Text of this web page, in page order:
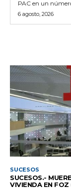
PAC en un
6 agosto, 2026
SUCESOS
SUCESOS.-
VIVIENDA EN FOZ